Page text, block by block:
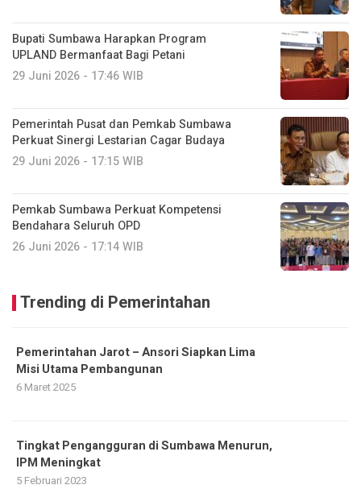
Bupati Sumbawa Harapkan Program
UPLAND Bermanfaat Bagi Petani
29 Juni 2026 - 17:46 WIB
Pemerintah Pusat dan Pemkab Sumbawa
Perkuat Sinergi Lestarian Cagar Budaya
29 Juni 2026 - 17:15 WIB
Pemkab Sumbawa Perkuat Kompetensi
Bendahara Seluruh OPD
26 Juni 2026 - 17:14 WIB
Trending di Pemerintahan
Pemerintahan Jarot – Ansori Siapkan Lima
Misi Utama Pembangunan
6 Maret 2025
Tingkat Pengangguran di Sumbawa Menurun,
IPM Meningkat
5 Februari 2023